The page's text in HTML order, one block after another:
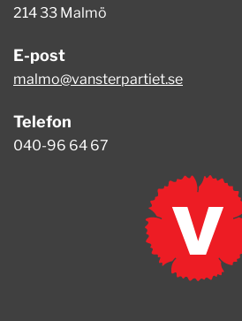
214 33 Malmö
E-post
malmo@vansterpartiet.se
Telefon
040-96 64 67